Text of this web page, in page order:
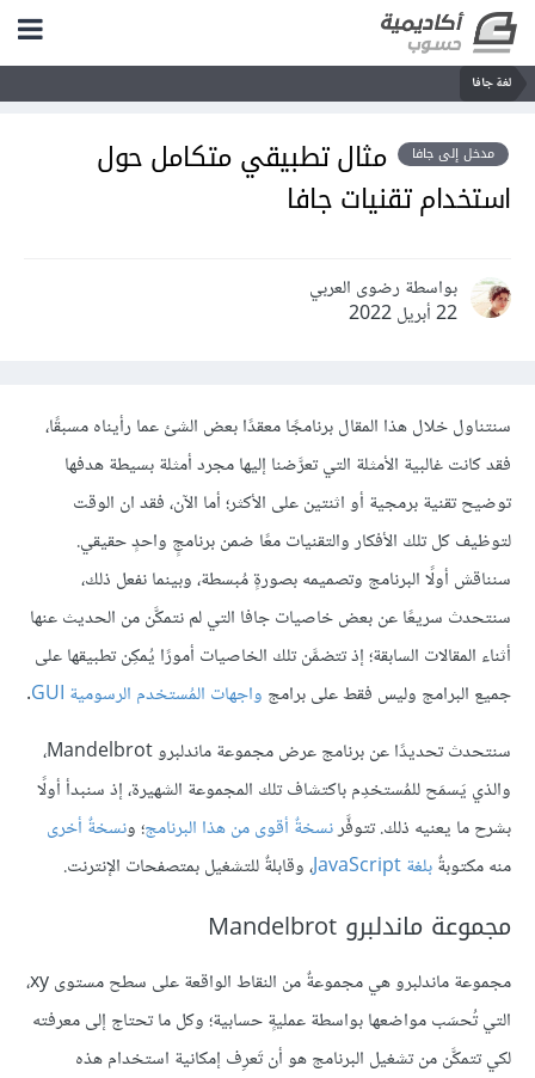
لغة جافا
مدخل إلى جافا
مثال تطبيقي متكامل حول
استخدام تقنيات جافا
بواسطة رضوى العربي
22 أبريل 2022
سنتناول خلال هذا المقال برنامجًا معقدًا بعض الشئ عما رأيناه مسبقًا،
فقد كانت غالبية الأمثلة التي تعرَّضنا إليها مجرد أمثلة بسيطة هدفها
توضيح تقنية برمجية أو اثنتين على الأكثر؛ أما الآن، فقد ان الوقت
لتوظيف كل تلك الأفكار والتقنيات معًا ضمن برنامجٍ واحدٍ حقيقي.
سنناقش أولًا البرنامج وتصميمه بصورةٍ مُبسطة، وبينما نفعل ذلك،
سنتحدث سريعًا عن بعض خاصيات جافا التي لم نتمكَّن من الحديث عنها
أثناء المقالات السابقة؛ إذ تتضمَّن تلك الخاصيات أمورًا يُمكِن تطبيقها على
جميع البرامج وليس فقط على برامج واجهات المُستخدم الرسومية GUI
.
سنتحدث تحديدًا عن برنامج عرض مجموعة ماندلبرو Mandelbrot،
والذي يَسمَح للمُستخدِم باكتشاف تلك المجموعة الشهيرة، إذ سنبدأ أولًا
بشرح ما يعنيه ذلك. تتوفَّرنسخةٌ أقوى من هذا البرنامج؛ ونسخةٌ أخرى
منه مكتوبةٌبلغة JavaScript ، وقابلةٌ للتشغيل بمتصفحات الإنترنت.
مجموعة ماندلبرو Mandelbrot
مجموعة ماندلبرو هي مجموعةٌ من النقاط الواقعة على سطح مستوى xy،
التي تُحسَب مواضعها بواسطة عمليةٍ حسابية؛ وكل ما تحتاج إلى معرفته
لكي تتمكَّن من تشغيل البرنامج هو أن تَعرِف إمكانية استخدام هذه